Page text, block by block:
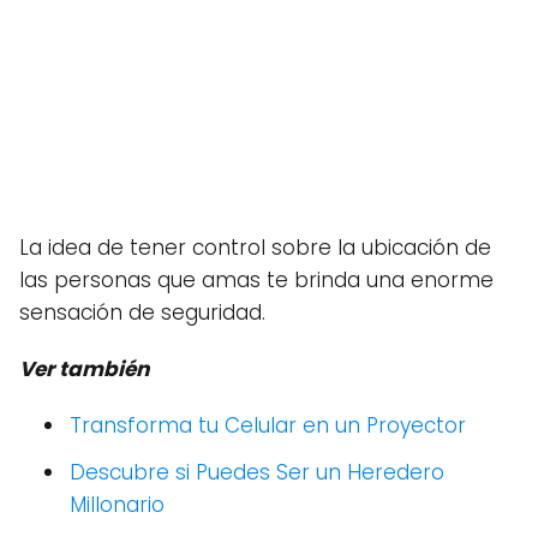
La idea de tener control sobre la ubicación de
las personas que amas te brinda una enorme
sensación de seguridad.
Ver también
Transforma tu Celular en un Proyector
Descubre si Puedes Ser un Heredero
Millonario